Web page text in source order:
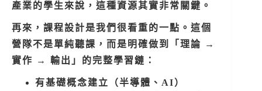
產業的學生來說，這種資源其實非常關鍵。
再來，課程設計是我們很看重的一點。這個
營隊不是單純聽課，而是明確做到「理論 →
實作 → 輸出」的完整學習鏈：
有基礎概念建立（半導體、AI）